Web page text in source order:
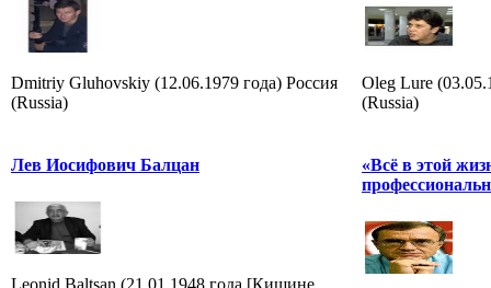
Dmitriy Gluhovskiy (12.06.1979 года) Россия
(Russia)
Oleg Lure
(Russia)
Лев Иосифович Балцан
Leonid Baltsan (21.01.1948 года [Кишине
«Всё в этой